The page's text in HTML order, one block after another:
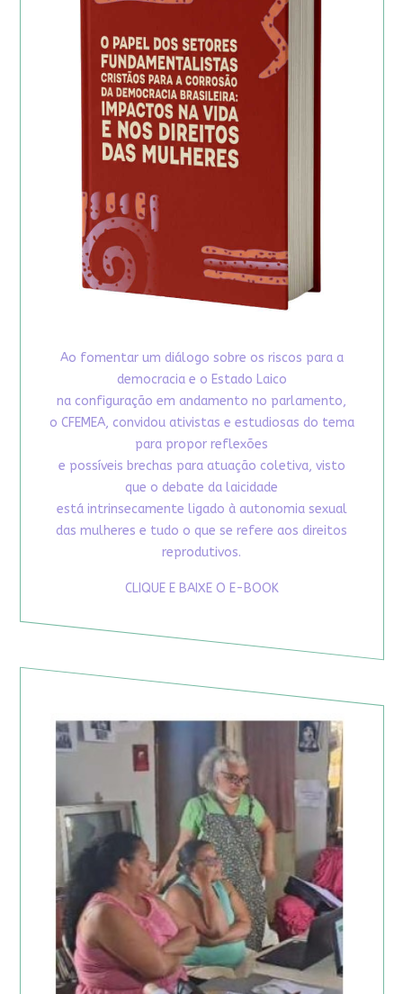
Ao fomentar um diálogo sobre os riscos para a
democracia e o Estado Laico
na configuração em andamento no parlamento,
o CFEMEA, convidou ativistas e estudiosas do tema
para propor reflexões
e possíveis brechas para atuação coletiva, visto
que o debate da laicidade
está intrinsecamente ligado à autonomia sexual
das mulheres e tudo o que se refere aos direitos
reprodutivos.
CLIQUE E BAIXE O E-BOOK